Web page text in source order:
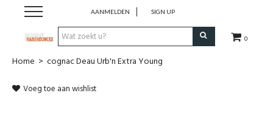
0
AANMELDEN SIGN UP
Wijnen
Home > cognac Deau Urb'n Extra Young
Voeg toe aan wishlist